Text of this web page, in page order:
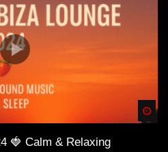
🍓 Calm & Relaxing